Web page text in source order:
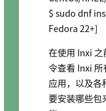
$ sudo dnf
在使用 Inxi
令查看 Inxi
应用，以及各
要安装哪些包